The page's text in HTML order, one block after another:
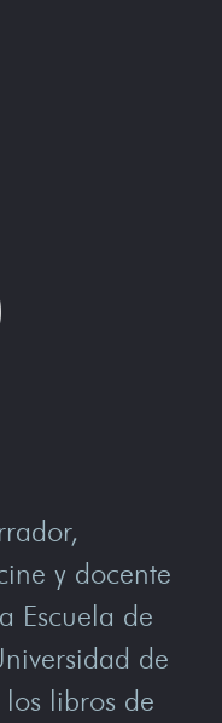
y docente
Escuela de
de
libros de